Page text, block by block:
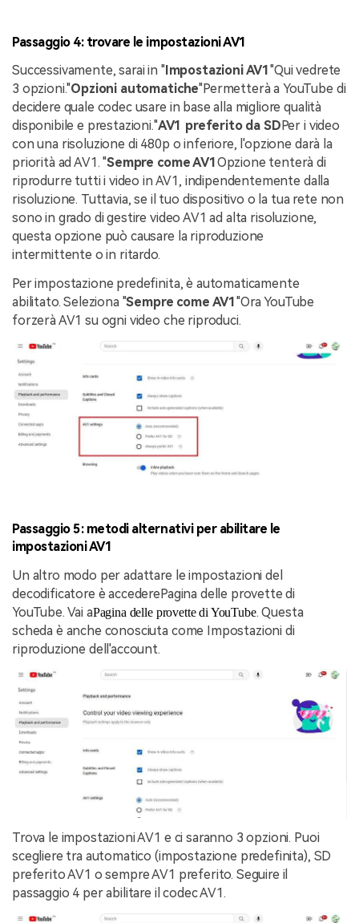
Passaggio 4: trovare le impostazioni AV1
Successivamente, sarai in "Impostazioni AV1"Qui vedrete
3 opzioni."Opzioni automatiche"Permetterà a YouTube di
decidere quale codec usare in base alla migliore qualità
disponibile e prestazioni."AV1 preferito da SD Per i video
con una risoluzione di 480p o inferiore, l'opzione darà la
priorità ad AV1. "Sempre come AV1 Opzione tenterà di
riprodurre tutti i video in AV1, indipendentemente dalla
risoluzione. Tuttavia, se il tuo dispositivo o la tua rete non
sono in grado di gestire video AV1 ad alta risoluzione,
questa opzione può causare la riproduzione
intermittente o in ritardo.
Per impostazione predefinita, è automaticamente
abilitato. Seleziona "Sempre come AV1"Ora YouTube
forzerà AV1 su ogni video che riproduci.
Passaggio 5: metodi alternativi per abilitare le
impostazioni AV1
Un altro modo per adattare le impostazioni del
decodificatore è accederePagina delle provette di
YouTube. Vai aPagina delle provette di YouTube. Questa
scheda è anche conosciuta come Impostazioni di
riproduzione dell'account.
Trova le impostazioni AV1 e ci saranno 3 opzioni. Puoi
scegliere tra automatico (impostazione predefinita), SD
preferito AV1 o sempre AV1 preferito. Seguire il
passaggio 4 per abilitare il codec AV1.